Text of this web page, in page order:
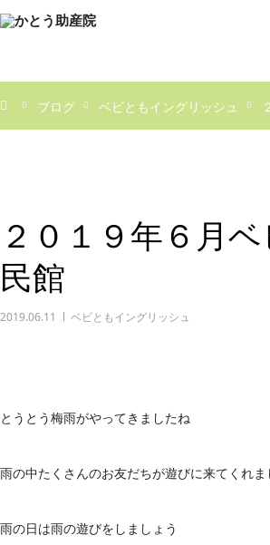
ブログ ベビともイングリッシュ
２０１９年６月
民館
2019.06.11 ベビともイングリッシュ
とうとう梅雨がやってきましたね
雨の中たくさんのお友だちが遊びに来てくれま
雨の日は雨の遊びをしましょう